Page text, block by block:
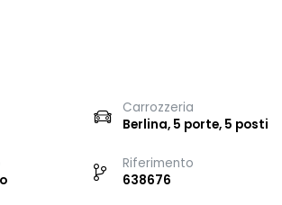
Carrozzeria
Berlina, 5 porte, 5 posti
Riferimento
638676